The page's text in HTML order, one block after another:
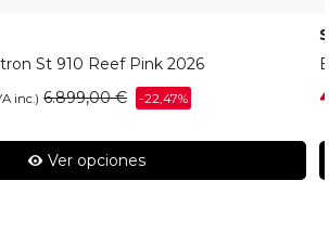
St 910 Reef Pink 2026
inc.) 6.899,00 € -22,47%
Ver opciones